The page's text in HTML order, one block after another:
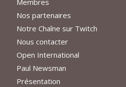
Membres
Nos partenaires
Notre Chaîne sur Twitch
Nous contacter
Open International
Paul Newsman
Présentation